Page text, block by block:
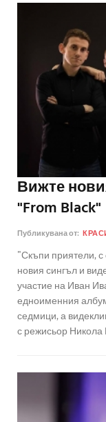
Вижте
"From Black"
Публикувана от:
"Скъпи приятели,
новия сингъл и
участие на Иван
едноименния
седмици, а
с режисьор Никола